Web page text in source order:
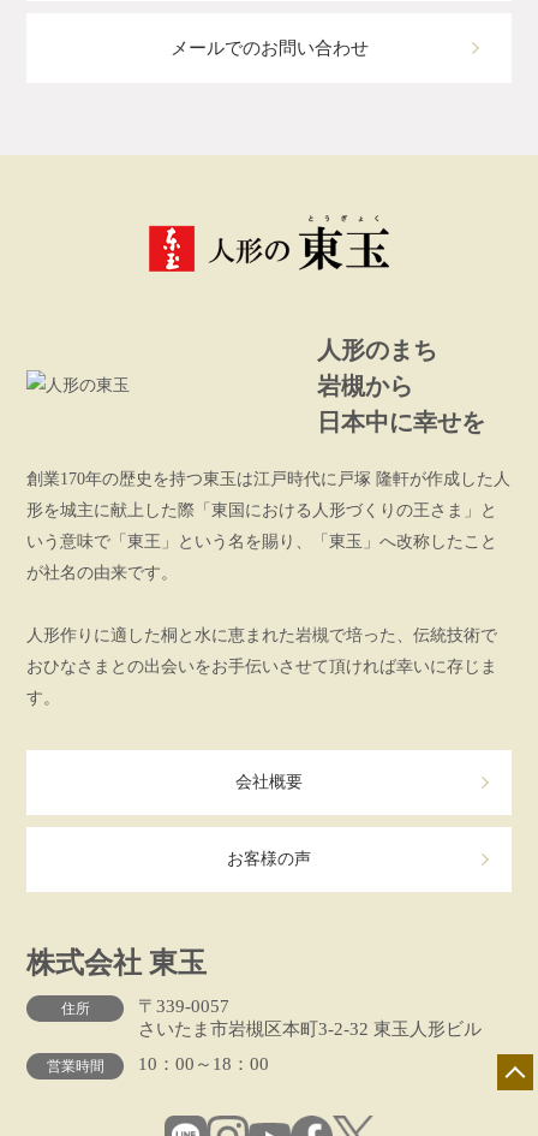
メールでのお問い合わせ
人形のまち
岩槻から
日本中に幸せを
創業170年の歴史を持つ東玉は江戸時代に戸塚 隆軒が作成した人
形を城主に献上した際「東国における人形づくりの王さま」と
いう意味で「東王」という名を賜り、「東玉」へ改称したこと
が社名の由来です。
人形作りに適した桐と水に恵まれた岩槻で培った、伝統技術で
おひなさまとの出会いをお手伝いさせて頂ければ幸いに存じま
す。
会社概要
お客様の声
株式会社 東玉
住所
〒339-0057
さいたま市岩槻区本町3-2-32 東玉人形ビル
営業時間 10：00～18：00